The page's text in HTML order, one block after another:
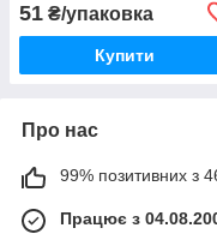
51 ₴/упаковка
Купити
Про нас
99% позитивних з
Працює з